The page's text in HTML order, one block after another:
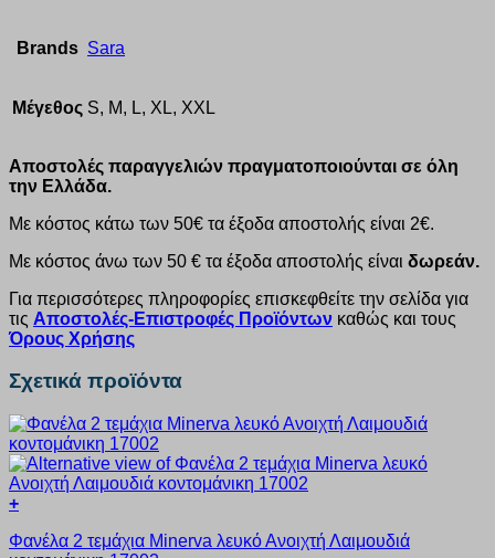
Brands Sara
Μέγεθος S, M, L, XL, XXL
Αποστολές παραγγελιών πραγματοποιούνται σε όλη
την Ελλάδα.
Με κόστος κάτω των 50€ τα έξοδα αποστολής είναι 2€.
Με κόστος άνω των 50 € τα έξοδα αποστολής είναι δωρεάν.
Για περισσότερες πληροφορίες επισκεφθείτε την σελίδα για
τις Αποστολές-Επιστροφές Προϊόντων καθώς και τους
Όρους Χρήσης
Σχετικά προϊόντα
+
το
Φανέλα 2 τεμάχια Minerva λευκό Ανοιχτή Λαιμουδιά